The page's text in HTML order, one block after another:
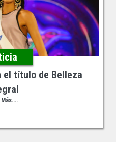
el título de Belleza